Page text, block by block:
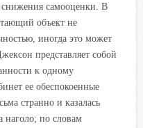
снижения самооценки. В
объект не
иногда это может
представляет собой
к одному
ее обеспокоенные
странно и казалась
наголо; по словам